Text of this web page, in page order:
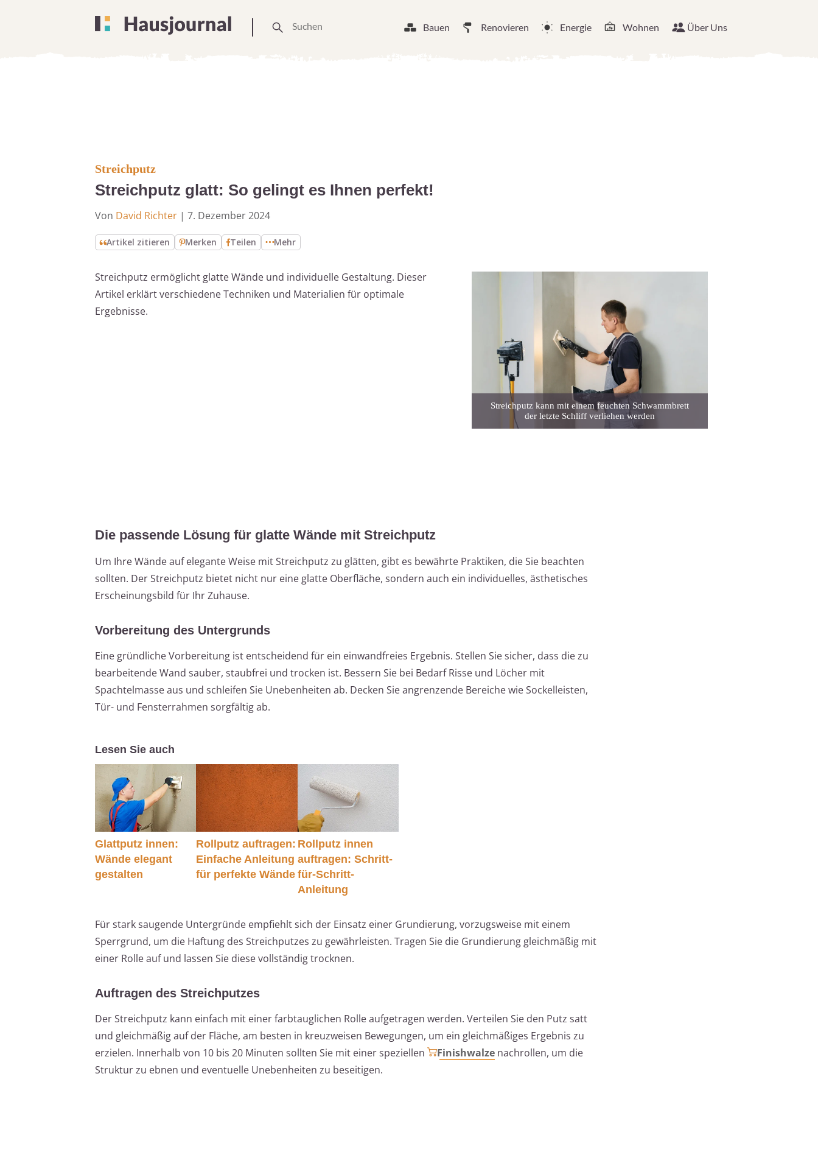
Bauen Renovieren Energie Wohnen Über Uns
Streichputz
Streichputz glatt: So gelingt es Ihnen perfekt!
Von David Richter | 7. Dezember 2024
Artikel zitieren Merken Teilen Mehr
Streichputz ermöglicht glatte Wände und individuelle Gestaltung. Dieser
Artikel erklärt verschiedene Techniken und Materialien für optimale
Ergebnisse.
Streichputz kann mit einem feuchten Schwammbrett
der letzte Schliff verliehen werden
Die passende Lösung für glatte Wände mit Streichputz
Um Ihre Wände auf elegante Weise mit Streichputz zu glätten, gibt es bewährte Praktiken, die Sie beachten
sollten. Der Streichputz bietet nicht nur eine glatte Oberfläche, sondern auch ein individuelles, ästhetisches
Erscheinungsbild für Ihr Zuhause.
Vorbereitung des Untergrunds
Eine gründliche Vorbereitung ist entscheidend für ein einwandfreies Ergebnis. Stellen Sie sicher, dass die zu
bearbeitende Wand sauber, staubfrei und trocken ist. Bessern Sie bei Bedarf Risse und Löcher mit
Spachtelmasse aus und schleifen Sie Unebenheiten ab. Decken Sie angrenzende Bereiche wie Sockelleisten,
Tür- und Fensterrahmen sorgfältig ab.
Lesen Sie auch
Glattputz innen:
Wände elegant
gestalten
Rollputz auftragen:
Einfache Anleitung
für perfekte Wände
Rollputz innen
auftragen: Schritt-
für-Schritt-
Anleitung
Für stark saugende Untergründe empfiehlt sich der Einsatz einer Grundierung, vorzugsweise mit einem
Sperrgrund, um die Haftung des Streichputzes zu gewährleisten. Tragen Sie die Grundierung gleichmäßig mit
einer Rolle auf und lassen Sie diese vollständig trocknen.
Auftragen des Streichputzes
Der Streichputz kann einfach mit einer farbtauglichen Rolle aufgetragen werden. Verteilen Sie den Putz satt
und gleichmäßig auf der Fläche, am besten in kreuzweisen Bewegungen, um ein gleichmäßiges Ergebnis zu
erzielen. Innerhalb von 10 bis 20 Minuten sollten Sie mit einer speziellen
Finishwalze nachrollen, um die
Struktur zu ebnen und eventuelle Unebenheiten zu beseitigen.